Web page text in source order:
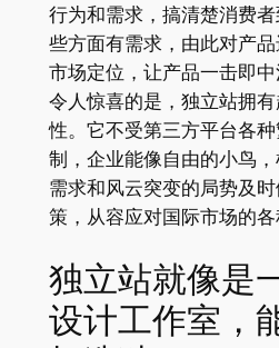
行为和需求，搞清楚消费
些方面有需求，由此对产
市场定位，让产品一击即中
令人惊喜的是，独立站拥
性。它不受第三方平台各
制，企业能像自由的小鸟
需求和风云突变的局势及
策，从容应对国际市场的各
独立站就像是
设计工作室，